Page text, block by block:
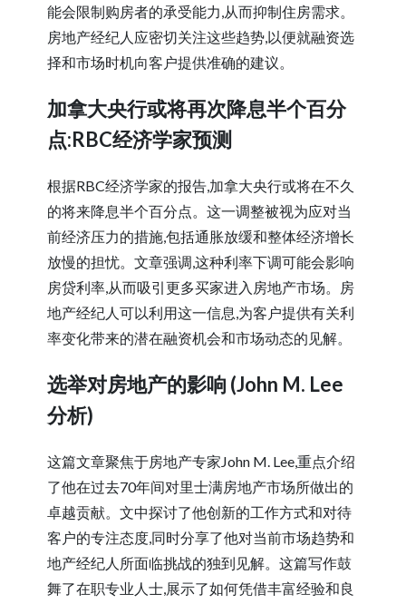
能会限制购房者的承受能力,从而抑制住房需求。
房地产经纪人应密切关注这些趋势,以便就融资选
择和市场时机向客户提供准确的建议。
加拿大央行或将再次降息半个百分
点:RBC经济学家预测
根据RBC经济学家的报告,加拿大央行或将在不久
的将来降息半个百分点。这一调整被视为应对当
前经济压力的措施,包括通胀放缓和整体经济增长
放慢的担忧。文章强调,这种利率下调可能会影响
房贷利率,从而吸引更多买家进入房地产市场。房
地产经纪人可以利用这一信息,为客户提供有关利
率变化带来的潜在融资机会和市场动态的见解。
选举对房地产的影响 (John M. Lee
分析)
这篇文章聚焦于房地产专家John M. Lee,重点介绍
了他在过去70年间对里士满房地产市场所做出的
卓越贡献。文中探讨了他创新的工作方式和对待
客户的专注态度,同时分享了他对当前市场趋势和
地产经纪人所面临挑战的独到见解。这篇写作鼓
舞了在职专业人士,展示了如何凭借丰富经验和良